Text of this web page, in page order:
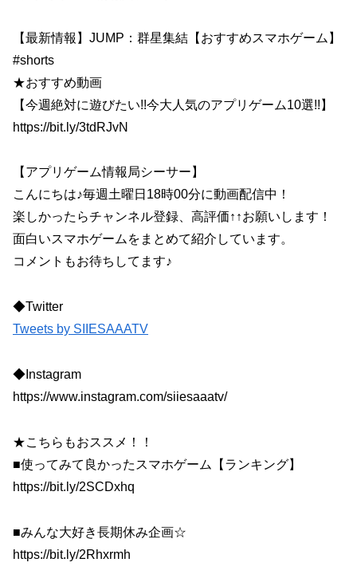
【最新情報】JUMP：群星集結【おすすめスマホゲーム】
#shorts
★おすすめ動画
【今週絶対に遊びたい!!今大人気のアプリゲーム10選!!】
https://bit.ly/3tdRJvN
【アプリゲーム情報局シーサー】
こんにちは♪毎週土曜日18時00分に動画配信中！
楽しかったらチャンネル登録、高評価↑↑お願いします！
面白いスマホゲームをまとめて紹介しています。
コメントもお待ちしてます♪
◆Twitter
Tweets by SIIESAAATV
◆Instagram
https://www.instagram.com/siiesaaatv/
★こちらもおススメ！！
■使ってみて良かったスマホゲーム【ランキング】
https://bit.ly/2SCDxhq
■みんな大好き長期休み企画☆
https://bit.ly/2Rhxrmh